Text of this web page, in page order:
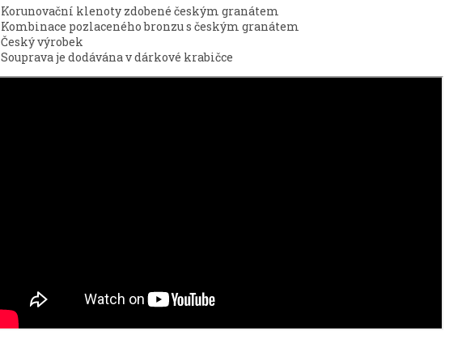
Korunovační klenoty zdobené českým granátem
Kombinace pozlaceného bronzu s českým granátem
Český výrobek
Souprava je dodávána v dárkové krabičce